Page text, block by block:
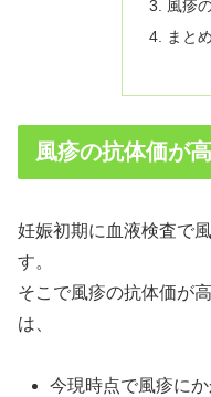
風疹
まとめ
風疹の抗体価が
妊娠初期に血液検査で
す。
そこで風疹の抗体価が
は、
今現時点で風疹に